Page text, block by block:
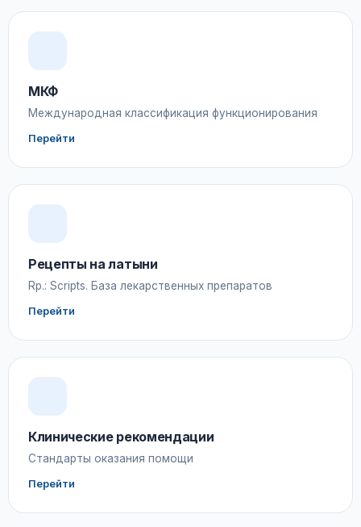
МКФ
Международная классификация функционирования
Перейти
Рецепты на латыни
Rp.: Scripts. База лекарственных препаратов
Перейти
Клинические рекомендации
Стандарты оказания помощи
Перейти